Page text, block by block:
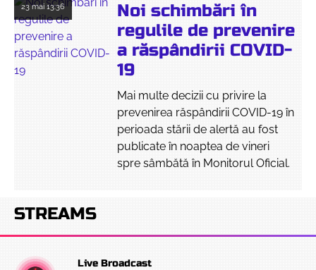
23 mai 13:36
Noi schimbări în
regulile de prevenire
a răspândirii COVID-
19
Mai multe decizii cu privire la
prevenirea răspândirii COVID-19 în
perioada stării de alertă au fost
publicate în noaptea de vineri
spre sâmbătă în Monitorul Oficial.
STREAMS
Live Broadcast